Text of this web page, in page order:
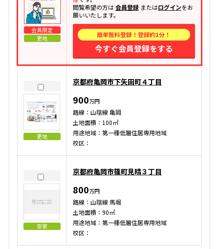
会員限定
更地
閲覧希望の方は会員登録またはログインをお
願いいたします。
簡単無料登録！登録約1分！
今すぐ会員登録をする
更地
京都府亀岡市下矢田町４丁目
900万円
路線：山陰線 亀岡
土地面積：100㎡
用途地域：第一種低層住居専用地域
校区：
空家
京都府亀岡市篠町見晴３丁目
800万円
路線：山陰線 馬堀
土地面積：90㎡
用途地域：第一種低層住居専用地域
校区：